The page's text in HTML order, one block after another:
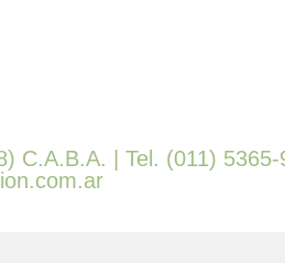
C.A.B.A. | Tel. (011)